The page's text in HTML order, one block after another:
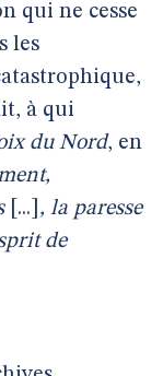
qui ne cesse
les
à qui
du Nord, en
[...] , la paresse
de